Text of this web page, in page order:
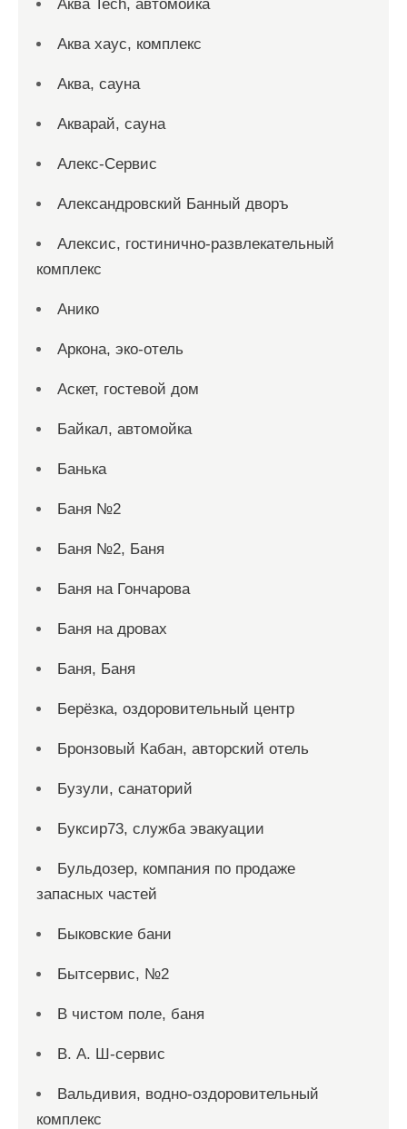
Аква Tech, автомойка
Аква хаус, комплекс
Аква, сауна
Акварай, сауна
Алекс-Сервис
Александровский Банный дворъ
Алексис, гостинично-развлекательный
комплекс
Анико
Аркона, эко-отель
Аскет, гостевой дом
Байкал, автомойка
Банька
Баня №2
Баня №2, Баня
Баня на Гончарова
Баня на дровах
Баня, Баня
Берёзка, оздоровительный центр
Бронзовый Кабан, авторский отель
Бузули, санаторий
Буксир73, служба эвакуации
Бульдозер, компания по продаже
запасных частей
Быковские бани
Бытсервис, №2
В чистом поле, баня
В. А. Ш-сервис
Вальдивия, водно-оздоровительный
комплекс